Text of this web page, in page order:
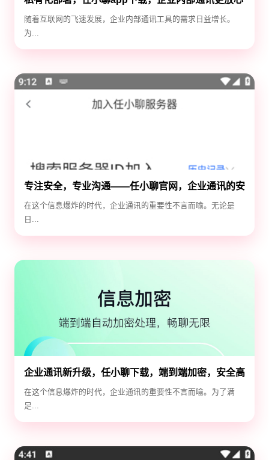
随着互联网的飞速发展，企业内部通讯工具的需求日益增长。
为...
专注安全，专业沟通——任小聊官网，企业通讯的安
全守护神
在这个信息爆炸的时代，企业通讯的重要性不言而喻。无论是
日...
企业通讯新升级，任小聊下载，端到端加密，安全高
效！
在这个信息爆炸的时代，企业通讯的重要性不言而喻。为了满
足...